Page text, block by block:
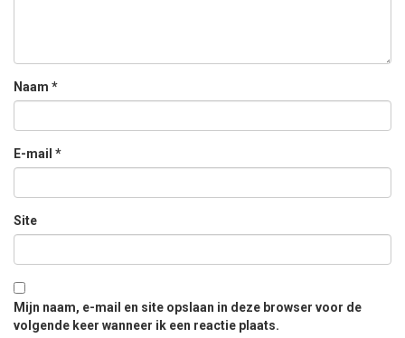
Naam *
E-mail *
Site
Mijn naam, e-mail en site opslaan in deze browser voor de
volgende keer wanneer ik een reactie plaats.